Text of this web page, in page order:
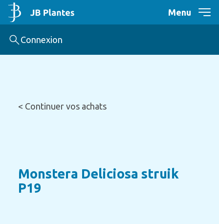
Menu
Connexion
< Continuer vos achats
Monstera Deliciosa struik
P19